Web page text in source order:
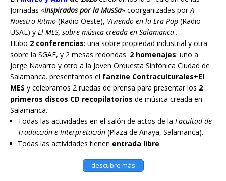
Jornadas «Inspirados por la MusSa» coorganizadas porA
Nuestro Ritmo (Radio Oeste), Viviendo en la Era Pop (Radio
USAL) y El MES, sobre música creada en Salamanca .
Hubo 2 conferencias: una sobre propiedad industrial y otra
sobre la SGAE, y 2 mesas redondas. 2 homenajes: uno a
Jorge Navarro y otro a la Joven Orquesta Sinfónica Ciudad de
Salamanca. presentamos el fanzine Contraculturales+El
MES y celebramos 2 ruedas de prensa para presentar los 2
primeros discos CD recopilatorios de música creada en
Salamanca.
Todas las actividades en el salón de actos de la Facultad de
Traducción e Interpretación (Plaza de Anaya, Salamanca).
Todas las actividades tienen entrada libre.
descubre más